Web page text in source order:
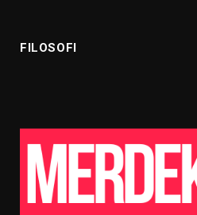
FILOSOFI